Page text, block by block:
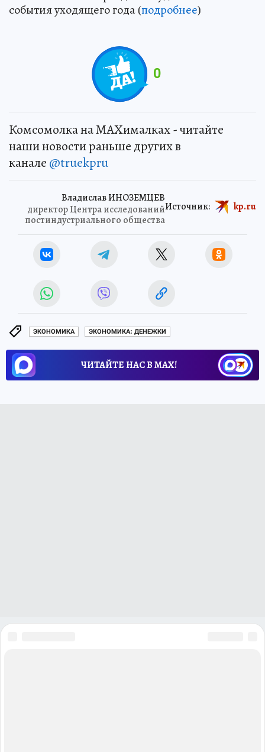
события уходящего года (подробнее)
0
Комсомолка на MAXималках - читайте
наши новости раньше других в
канале @truekpru
Владислав ИНОЗЕМЦЕВ
директор Центра исследований
постиндуст­риального обще­ства
Источник: kp.ru
ЭКОНОМИКА ЭКОНОМИКА: ДЕНЕЖКИ
ЧИТАЙТЕ НАС В МАХ!